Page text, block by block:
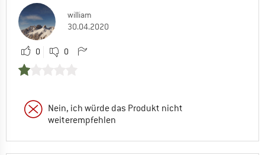
william
30.04.2020
0 0
Nein, ich würde das Produkt nicht
weiterempfehlen